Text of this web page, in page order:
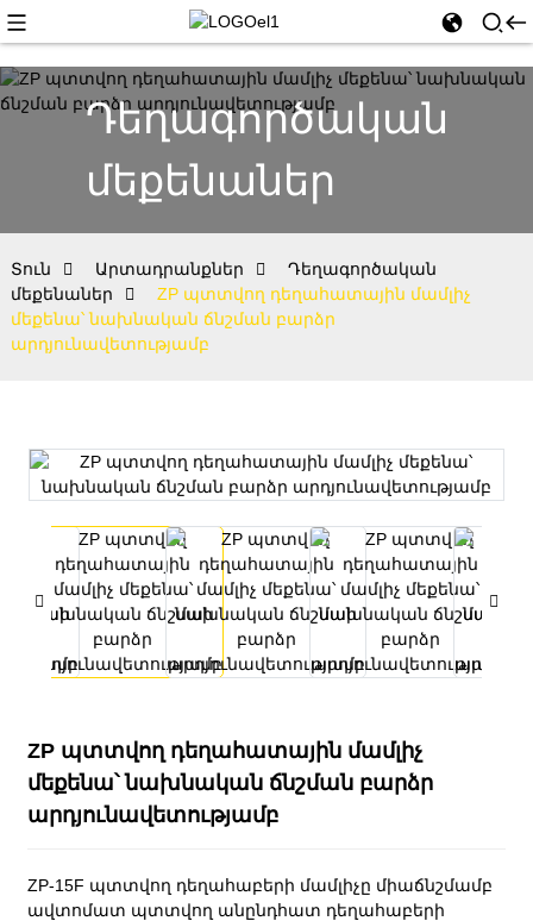
Դեղագործական
մեքենաներ
Տուն Արտադրանքներ
Դեղագործական
մեքենաներ
ZP պտտվող դեղահատային մամլիչ
մեքենա՝ նախնական ճնշման բարձր
արդյունավետությամբ
ZP պտտվող դեղահատային մամլիչ
մեքենա՝ նախնական ճնշման բարձր
արդյունավետությամբ
ZP-15F պտտվող դեղահաբերի մամլիչը միաճնշմամբ
ավտոմատ պտտվող անընդհատ դեղահաբերի